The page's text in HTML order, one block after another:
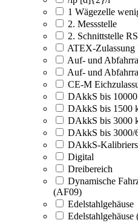
1 Wägezelle
2. Messstelle
2. Schnittstelle
ATEX-Zulassung
Auf- und
Auf- und
CE-M
DAkkS bis
DAkkS bis 1500
DAkkS bis 3000
DAkkS bis 3000/
DAkkS-
Digital
Dreibereich
Dynamische
(AF09)
Edelstahlgehäuse